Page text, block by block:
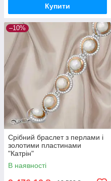
Купити
–10%
Срібний браслет з перлами і
золотими пластинами
"Катрін"
В наявності